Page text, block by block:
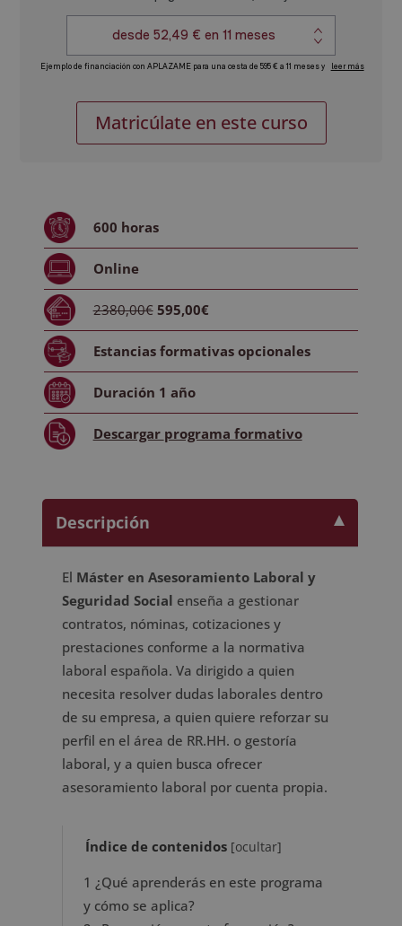
Asesoría
cantidad
Matricúlate en este curso
600 horas
Online
2380,00€ 595,00€
Estancias formativasopcionales
Duración 1 año
Descargar programa formativo
Descripción
El Máster en Asesoramiento Laboral y
Seguridad Social enseña a gestionar
contratos, nóminas, cotizaciones y
prestaciones conforme a la normativa
laboral española. Va dirigido a quien
necesita resolver dudas laborales dentro
de su empresa, a quien quiere reforzar su
perfil en el área de RR.HH. o gestoría
laboral, y a quien busca ofrecer
asesoramiento laboral por cuenta propia.
Índice de contenidos [ocultar]
1 ¿Qué aprenderás en este programa
y cómo se aplica?